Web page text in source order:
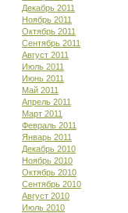
Декабрь 2011
Ноябрь 2011
Октябрь 2011
Сентябрь 2011
Август 2011
Июль 2011
Июнь 2011
Май 2011
Апрель 2011
Март 2011
Февраль 2011
Январь 2011
Декабрь 2010
Ноябрь 2010
Октябрь 2010
Сентябрь 2010
Август 2010
Июль 2010